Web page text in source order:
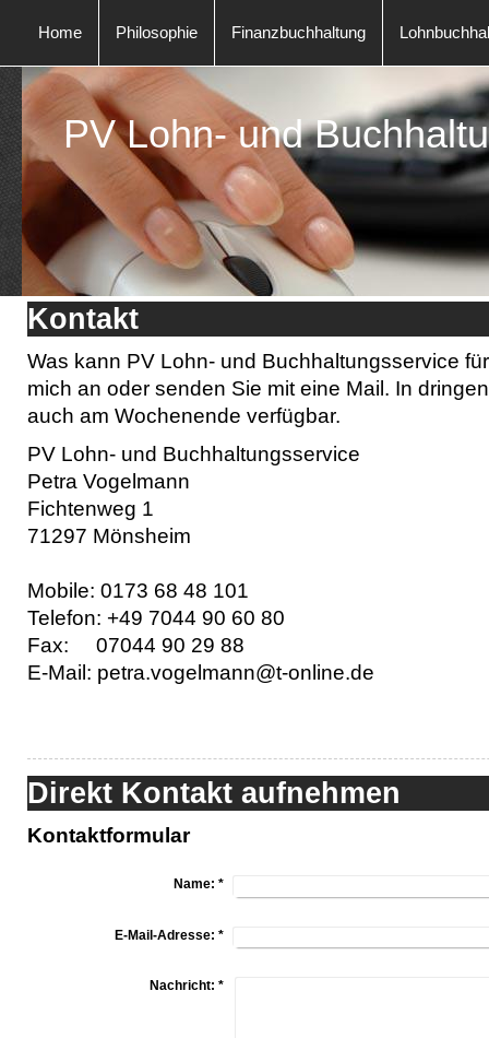
Home Philosophie Finanzbuchhaltung
PV Lohn- und
Kontakt
Was kann PV Lohn- und Buchhaltungsservice
mich an oder senden Sie mit eine Mail. In
auch am Wochenende verfügbar.
PV Lohn- und Buchhaltungsservice
Petra Vogelmann
Fichtenweg 1
71297 Mönsheim
Mobile: 0173 68 48 101
Telefon: +49 7044 90 60 80
Fax: 07044 90 29 88
E-Mail: petra.vogelmann@t-online.de
Direkt Kontakt aufnehmen
Kontaktformular
Name: *
E-Mail-Adresse: *
Nachricht: *